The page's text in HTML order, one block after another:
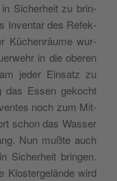
Sicher­heit zu brin­
Inven­tar des Refek­
Küchen­räume wur­
in die oberen
jed­er Ein­satz zu
das Essen gekocht
noch zum Mit­
schon das Wass­er
Nun mußte auch
Sicher­heit brin­gen.
Klostergelände wird